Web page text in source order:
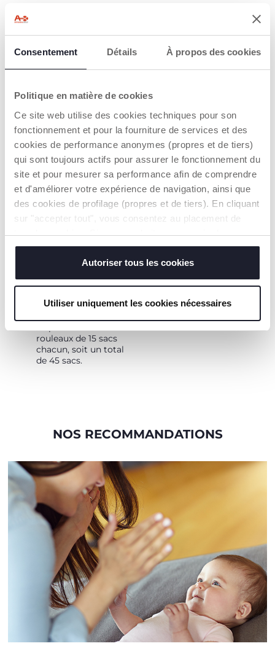
Consentement Détails À propos des cookies
Politique en matière de cookies
Ce site web utilise des cookies techniques pour son
fonctionnement et pour la fourniture de services et des
cookies de performance anonymes (propres et de tiers)
qui sont toujours actifs pour assurer le fonctionnement du
site et pour mesurer sa performance afin de comprendre
et d'améliorer votre expérience de navigation, ainsi que
des cookies de profilage (propres et de tiers). En cliquant
sur "accepter tout", vous consentez au placement de
tous les cookies. Si vous souhaitez en savoir plus ou
modifier ou révoquer le consentement de tous les
cookies ou de certains d'entre eux, cliquez sur "afficher
les détails". En fermant cette bannière, vous consentez à
sont indispensables pour profiter du service demandé.
Autoriser tous les cookies
Utiliser uniquement les cookies nécessaires
ODEURS
Fabriqués à partir d'un
étanchéité sûre et
emprisonne
efficacement les
mauvaises odeurs.
poubelle à couches
peuvent contenir
sales chacun (sur la
couches de taille 1 (2-
5kg). La quantité peut
être légèrement
inférieure ou
supérieure en fonction
de la taille des
couches).
15 SACS CHACUN
rouleaux de 15 sacs
chacun, soit un total
de 45 sacs.
NOS RECOMMANDATIONS